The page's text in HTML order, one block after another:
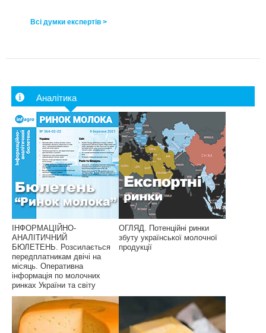
Всі думки експертів >
Аналітика
ІНФОРМАЦІЙНО-
АНАЛІТИЧНИЙ
БЮЛЕТЕНЬ. Розсилається
передплатникам двічі на
місяць. Оперативна
інформація по молочних
ринках України та світу
ОГЛЯД. Потенційні ринки
збуту української молочної
продукції